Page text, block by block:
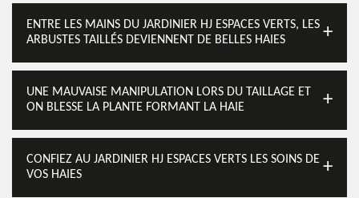
ENTRE LES MAINS DU JARDINIER HJ ESPACES VERTS, LES
ARBUSTES TAILLÉS DEVIENNENT DE BELLES HAIES
UNE MAUVAISE MANIPULATION LORS DU TAILLAGE ET
ON BLESSE LA PLANTE FORMANT LA HAIE
CONFIEZ AU JARDINIER HJ ESPACES VERTS LES SOINS DE
VOS HAIES